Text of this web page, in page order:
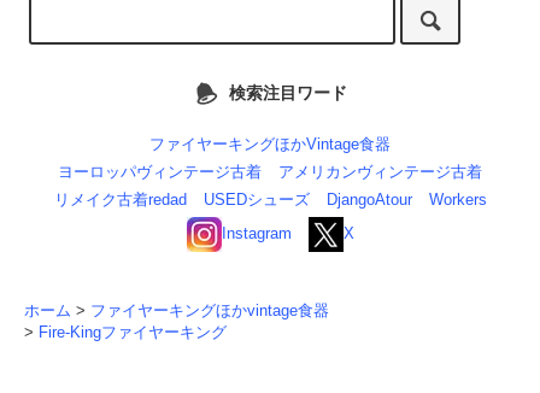
検索注目ワード
ファイヤーキングほかVintage食器
ヨーロッパヴィンテージ古着
アメリカンヴィンテージ古着
リメイク古着redad
USEDシューズ DjangoAtour
Workers
Instagram
X
ホーム > ファイヤーキングほかvintage食器
> Fire-Kingファイヤーキング